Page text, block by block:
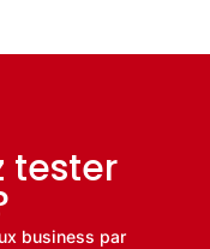
tester
business par